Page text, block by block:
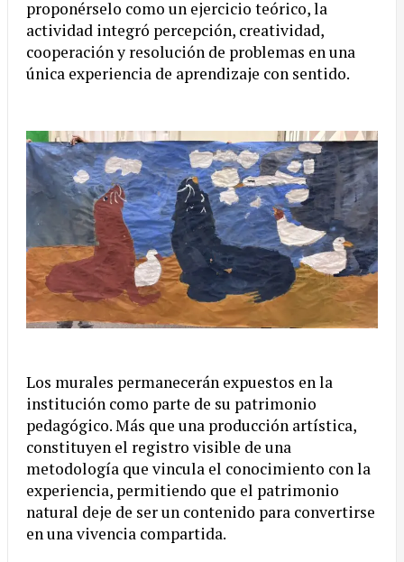
proponérselo como un ejercicio teórico, la
actividad integró percepción, creatividad,
cooperación y resolución de problemas en una
única experiencia de aprendizaje con sentido.
Los murales permanecerán expuestos en la
institución como parte de su patrimonio
pedagógico. Más que una producción artística,
constituyen el registro visible de una
metodología que vincula el conocimiento con la
experiencia, permitiendo que el patrimonio
natural deje de ser un contenido para convertirse
en una vivencia compartida.